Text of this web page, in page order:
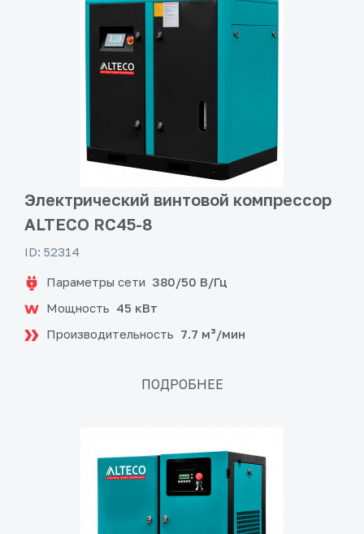
Электрический винтовой компрессор
ALTECO RC45-8
ID: 52314
Параметры сети 380/50 В/Гц
Мощность 45 кВт
Производительность 7.7 м³/мин
ПОДРОБНЕЕ